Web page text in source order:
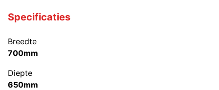
Specificaties
Breedte
700mm
Diepte
650mm